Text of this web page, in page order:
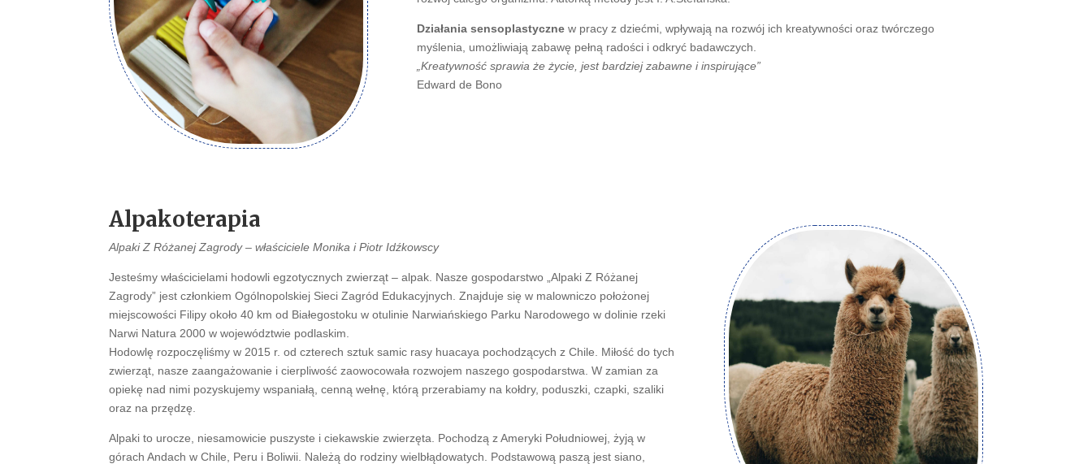
Działania sensoplastycznew pracy z dziećmi, wpływają na rozwój ich kreatywności oraz twórczego
myślenia, umożliwiają zabawę pełną radości i odkryć badawczych.
„Kreatywność sprawia że życie, jest bardziej zabawne i inspirujące”
Edward de Bono
Alpakoterapia
Alpaki Z Różanej Zagrody – właściciele Monika i Piotr Idźkowscy
Jesteśmy właścicielami hodowli egzotycznych zwierząt – alpak. Nasze gospodarstwo „Alpaki Z Różanej
Zagrody” jest członkiem Ogólnopolskiej Sieci Zagród Edukacyjnych. Znajduje się w malowniczo położonej
miejscowości Filipy około 40 km od Białegostoku w otulinie Narwiańskiego Parku Narodowego w dolinie rzeki
Narwi Natura 2000 w województwie podlaskim.
Hodowlę rozpoczęliśmy w 2015 r. od czterech sztuk samic rasy huacaya pochodzących z Chile. Miłość do tych
zwierząt, nasze zaangażowanie i cierpliwość zaowocowała rozwojem naszego gospodarstwa. W zamian za
opiekę nad nimi pozyskujemy wspaniałą, cenną wełnę, którą przerabiamy na kołdry, poduszki, czapki, szaliki
oraz na przędzę.
Alpaki to urocze, niesamowicie puszyste i ciekawskie zwierzęta. Pochodzą z Ameryki Południowej, żyją w
górach Andach w Chile, Peru i Boliwii. Należą do rodziny wielbłądowatych. Podstawową paszą jest siano,